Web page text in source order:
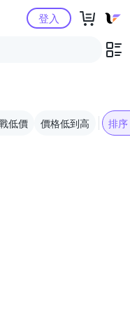
購物中心登入
低價 價格低到高 排序